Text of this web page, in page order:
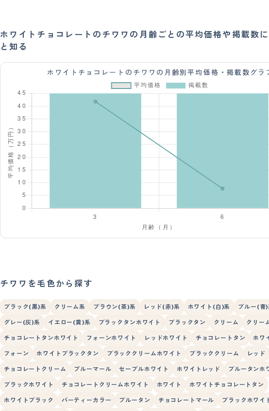
ホワイトチョコレートのチワワの月齢ごとの平均価格や掲載数
と知る
ホワイトチョコレートのチワワの月齢別平均価格・掲載数グラ
チワワを毛色から探す
ブラック(黒)系 クリーム系 ブラウン(茶)系 レッド(赤)系 ホワイト(白)系 ブルー(青
グレー(灰)系 イエロー(黄)系 ブラックタンホワイト ブラックタン クリーム クリー
チョコレートタンホワイト フォーンホワイト レッドホワイト チョコレートタン ホワ
フォーン ホワイトブラックタン ブラッククリームホワイト ブラッククリーム レッド
チョコレートクリーム ブルーマール セーブルホワイト ホワイトレッド ブルータンホ
ブラックホワイト チョコレートクリームホワイト ホワイト ホワイトチョコレートタン
ホワイトブラック パーティーカラー ブルータン チョコレートマール ブラックホワイ